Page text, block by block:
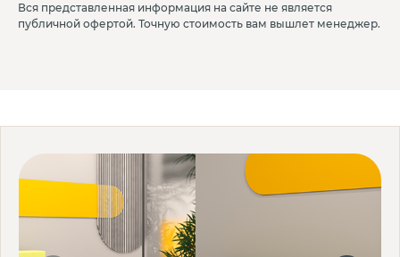
зон ожидания или отдыха.
Удобство: Эргономичная форма и качественные материалы
Практичность и компактность для мест с ограниченным
пространством.
Комфорт и удобство для посетителей и сотрудников.
Современный дизайн, который дополняет любой интерьер.
Банкетка Клауд модель БМ13-01 — это сочетание
функциональности, комфорта и стиля. Закажите сейчас и
Вся представленная информация на сайте не является
публичной офертой. Точную стоимость вам вышлет менеджер.